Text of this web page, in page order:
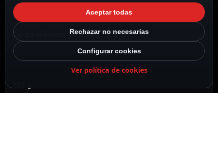
Carga máxima de 4.5Kg
Aceptar todas
Rechazar no necesarias
Configurar cookies
Ver política de cookies